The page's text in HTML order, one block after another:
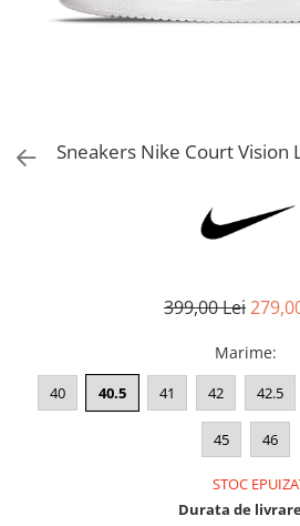
Bluze fotbal copii
Sorturi fotbal femei
Sneakers Nike Court Vision
399,00 Lei
Marime:
40 40.5 41 42 42.5
45 46
STOC
Durata de